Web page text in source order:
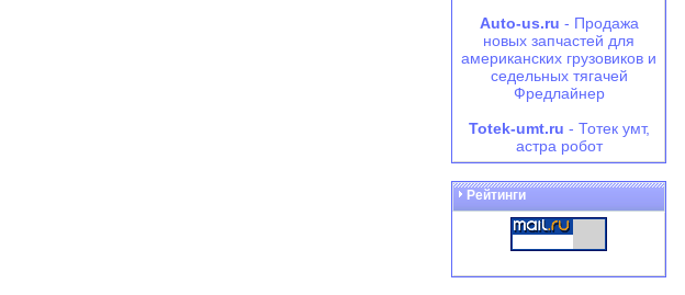
Auto-us.ru - Продажа
новых запчастей для
американских грузовиков и
седельных тягачей
Фредлайнер
Totek-umt.ru - Тотек умт,
астра робот
Рейтинги